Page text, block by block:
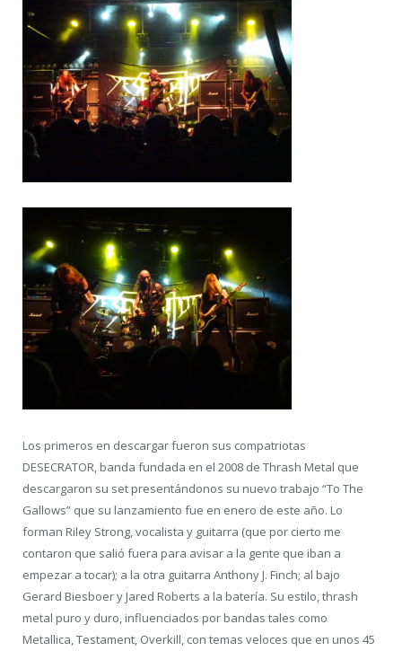
Los primeros en descargar fueron sus compatriotas
DESECRATOR, banda fundada en el 2008 de Thrash Metal que
descargaron su set presentándonos su nuevo trabajo “To The
Gallows” que su lanzamiento fue en enero de este año. Lo
forman Riley Strong, vocalista y guitarra (que por cierto me
contaron que salió fuera para avisar a la gente que iban a
empezar a tocar); a la otra guitarra Anthony J. Finch; al bajo
Gerard Biesboer y Jared Roberts a la batería. Su estilo, thrash
metal puro y duro, influenciados por bandas tales como
Metallica, Testament, Overkill, con temas veloces que en unos 45